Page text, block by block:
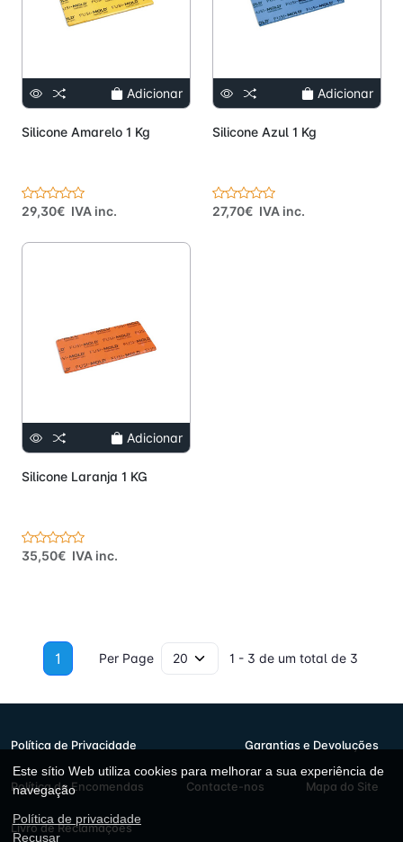
Adicionar
Silicone Amarelo 1 Kg
29,30€ IVA inc.
Adicionar
Silicone Azul 1 Kg
27,70€ IVA inc.
Adicionar
Silicone Laranja 1 KG
35,50€ IVA inc.
1 Per Page 1 - 3 de um total de 3
Política de Privacidade Garantias e Devoluções
Política de Encomendas Contacte-nos Mapa do Site
Livro de Reclamações
Este sítio Web utiliza cookies para melhorar a sua experiência de
navegação
Política de privacidade
Recusar